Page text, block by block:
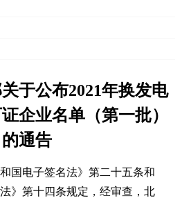
于公布2021年换发电
企业名单（第一批）
的通告
国电子签名法》第二十五条和
》第十四条规定，经审查，北